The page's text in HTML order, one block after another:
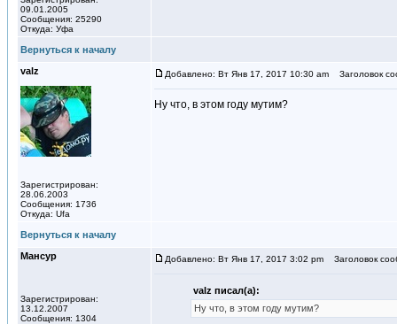
09.01.2005
Сообщения: 25290
Откуда: Уфа
Вернуться к началу
valz
Зарегистрирован:
28.06.2003
Сообщения: 1736
Откуда: Ufa
Добавлено: Вт Янв 17, 2017 10:30 am Заголовок
Ну что, в этом году мутим?
Вернуться к началу
Мансур
Зарегистрирован:
13.12.2007
Сообщения: 1304
Добавлено: Вт Янв 17, 2017 3:02 pm Заголовок
valz писал(а):
Ну что, в этом году мутим?